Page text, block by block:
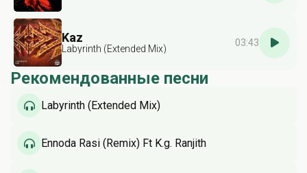
Kaz
Labyrinth (Extended Mix)
03:43
Рекомендованные песни
Labyrinth (Extended Mix)
Ennoda Rasi (Remix) Ft K.g. Ranjith